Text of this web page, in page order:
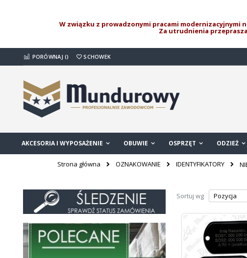
W związku z prowadzonymi pracami
Za utrudnienia
Przejdź
do
PORÓWNAJ () SCHOWEK
AKCESORIA I WYPOSAŻENIE OBUWIE OSPRZĘT ODZIEŻ
Strona główna OZNAKOWANIE IDENTYFIKATORY
Sortuj wg